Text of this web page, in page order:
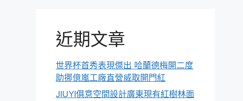
近期文章
世界杯首秀表現傑出 哈蘭德梅開二度
助挪億嵐工廠直營威取開門紅
JIUYI俱意空間設計廣東現有紅樹林面